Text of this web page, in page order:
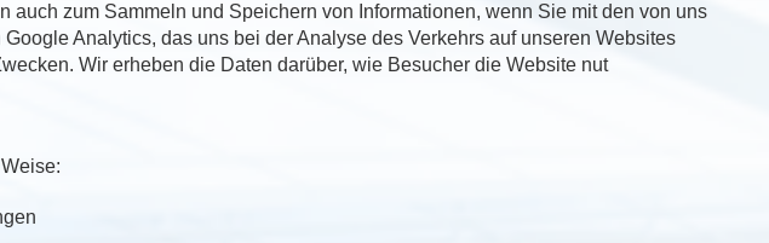
auch zum Sammeln und Speichern von Informationen, wenn Sie mit den von uns
Analytics, das uns bei der Analyse des Verkehrs auf unseren Websites
Wir erheben die Daten darüber, wie Besucher die Website nut